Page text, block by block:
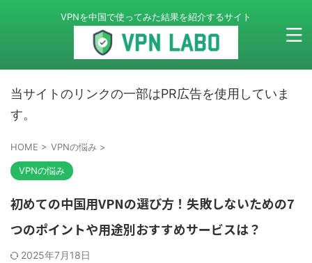
VPNを中国で使ってみた結果を紹介するサイト
当サイトのリンクの一部はPR広告を使用していま
す。
HOME > VPNの悩み >
VPNの悩み
初めての中国用VPNの選び方！失敗しないための7
つのポイントや用途別おすすめサービスは？
2025年7月18日